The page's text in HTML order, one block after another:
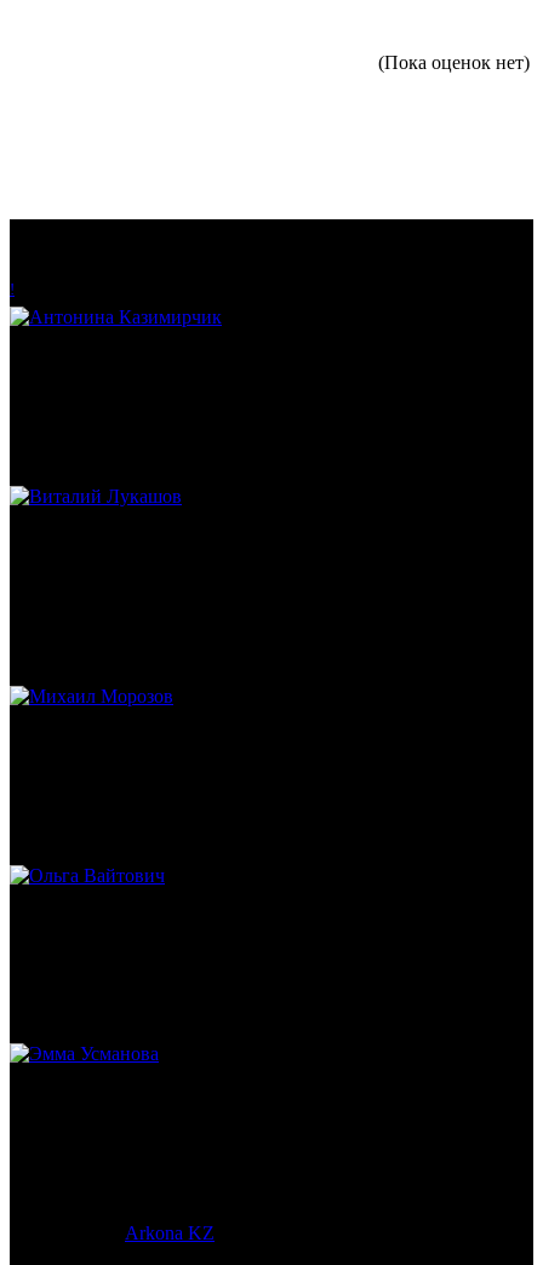
(Пока оценок нет)
!
Arkona KZ